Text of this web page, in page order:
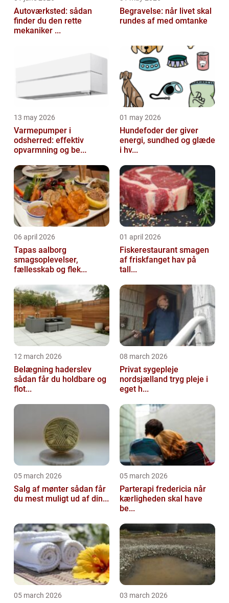
Autoværksted: sådan
finder du den rette
mekaniker ...
Begravelse: når livet skal
rundes af med omtanke
13 may 2026
Varmepumper i
odsherred: effektiv
opvarmning og be...
01 may 2026
Hundefoder der giver
energi, sundhed og glæde
i hv...
06 april 2026
Tapas aalborg
smagsoplevelser,
fællesskab og flek...
01 april 2026
Fiskerestaurant smagen
af friskfanget hav på
tall...
12 march 2026
Belægning haderslev
sådan får du holdbare og
flot...
08 march 2026
Privat sygepleje
nordsjælland tryg pleje i
eget h...
05 march 2026
Salg af mønter sådan får
du mest muligt ud af din...
05 march 2026
Parterapi fredericia når
kærligheden skal have
be...
05 march 2026 03 march 2026